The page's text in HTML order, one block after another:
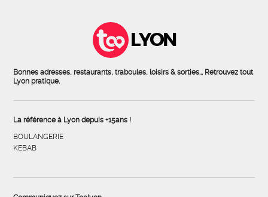
LYON
Bonnes adresses, restaurants, traboules, loisirs & sorties... Retrouvez tout
Lyon pratique.
La référence à Lyon depuis +15ans !
BOULANGERIE
KEBAB